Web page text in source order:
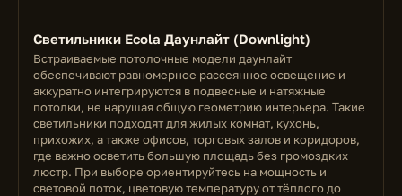
Светильники Ecola Даунлайт (Downlight)
Встраиваемые потолочные модели даунлайт
обеспечивают равномерное рассеянное освещение и
аккуратно интегрируются в подвесные и натяжные
потолки, не нарушая общую геометрию интерьера. Такие
светильники подходят для жилых комнат, кухонь,
прихожих, а также офисов, торговых залов и коридоров,
где важно осветить большую площадь без громоздких
люстр. При выборе ориентируйтесь на мощность и
световой поток, цветовую температуру от тёплого до